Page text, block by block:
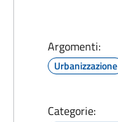
Argomenti:
Urbanizzazione
Categorie: